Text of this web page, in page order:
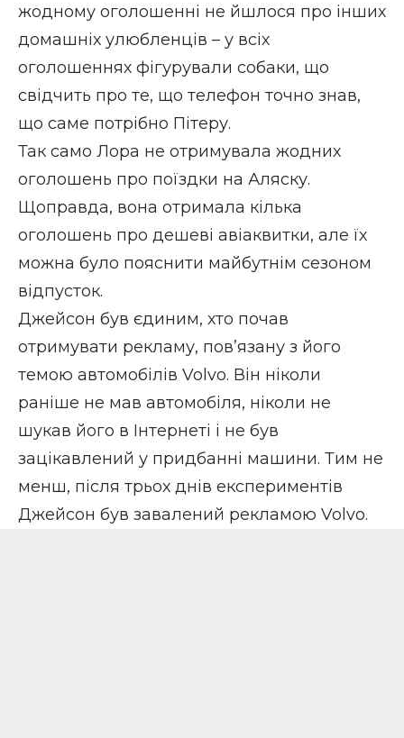
жодному оголошенні не йшлося про інших
домашніх улюбленців – у всіх
оголошеннях фігурували собаки, що
свідчить про те, що телефон точно знав,
що саме потрібно Пітеру.
Так само Лора не отримувала жодних
оголошень про поїздки на Аляску.
Щоправда, вона отримала кілька
оголошень про дешеві авіаквитки, але їх
можна було пояснити майбутнім сезоном
відпусток.
Джейсон був єдиним, хто почав
отримувати рекламу, пов’язану з його
темою автомобілів Volvo. Він ніколи
раніше не мав автомобіля, ніколи не
шукав його в Інтернеті і не був
зацікавлений у придбанні машини. Тим не
менш, після трьох днів експериментів
Джейсон був завалений рекламою Volvo.